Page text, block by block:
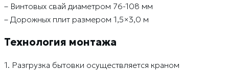
– Винтовых свай диаметром 76-108 мм
– Дорожных плит размером 1,5×3,0 м
Технология монтажа
1. Разгрузка бытовки осуществляется краном